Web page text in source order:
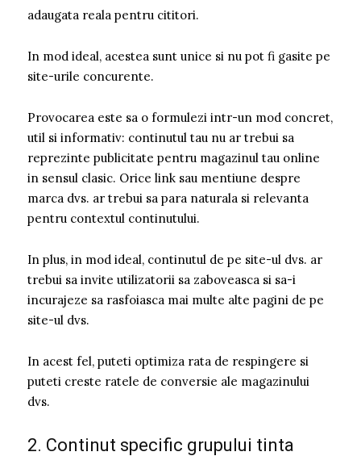
adaugata reala pentru cititori.
In mod ideal, acestea sunt unice si nu pot fi gasite pe
site-urile concurente.
Provocarea este sa o formulezi intr-un mod concret,
util si informativ: continutul tau nu ar trebui sa
reprezinte publicitate pentru magazinul tau online
in sensul clasic. Orice link sau mentiune despre
marca dvs. ar trebui sa para naturala si relevanta
pentru contextul continutului.
In plus, in mod ideal, continutul de pe site-ul dvs. ar
trebui sa invite utilizatorii sa zaboveasca si sa-i
incurajeze sa rasfoiasca mai multe alte pagini de pe
site-ul dvs.
In acest fel, puteti optimiza rata de respingere si
puteti creste ratele de conversie ale magazinului
dvs.
2. Continut specific grupului tinta